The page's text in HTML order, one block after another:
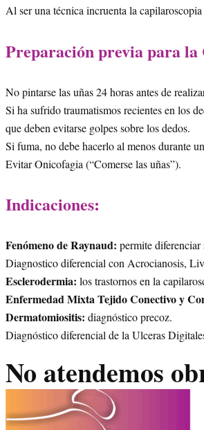
Al ser una técnica incruenta la
Preparación previa para la
No pintarse las uñas 24 horas antes de
Si ha sufrido traumatismos recientes en los
que deben evitarse golpes sobre los dedos.
Si fuma, no debe hacerlo al menos durante
Evitar Onicofagia (“Comerse las uñas”).
Indicaciones:
Fenómeno de Raynaud: permite diferenciar
Diagnostico diferencial con Acrocianosis,
Esclerodermia: los trastornos en la
Enfermedad Mixta Tejido Conectivo y
Dermatomiositis: diagnóstico precoz.
Diagnóstico diferencial de la Ulceras
No atendemos